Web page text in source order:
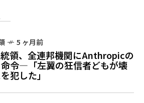
5 ヶ月前
統領、全連邦機関にAnthropicの
令—「左翼の狂信者どもが壊
犯した」